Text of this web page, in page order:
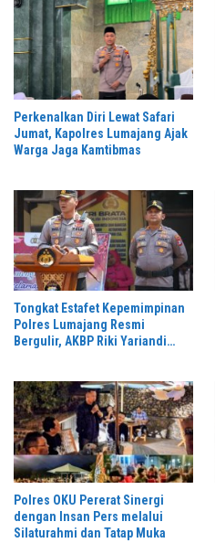
Perkenalkan Diri Lewat Safari
Jumat, Kapolres Lumajang Ajak
Warga Jaga Kamtibmas
Tongkat Estafet Kepemimpinan
Polres Lumajang Resmi
Bergulir, AKBP Riki Yariandi
Polres OKU Pererat Sinergi
dengan Insan Pers melalui
Silaturahmi dan Tatap Muka